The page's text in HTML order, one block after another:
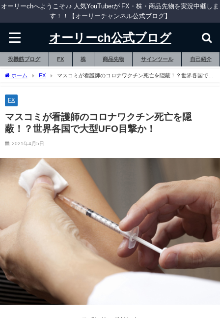
オーリーchへようこそ♪♪ 人気YouTuberが FX・株・商品先物を実況中継しま
す！！【オーリーチャンネル公式ブログ】
オーリーch公式ブログ
投機筋ブログ FX 株 商品先物 サインツール 自己紹介
ホーム FX
マスコミが看護師のコロナワクチン死亡を隠蔽！？世界各国で大
FX
マスコミが看護師のコロナワクチン死亡を隠
蔽！？世界各国で大型UFO目撃か！
2021年4月5日